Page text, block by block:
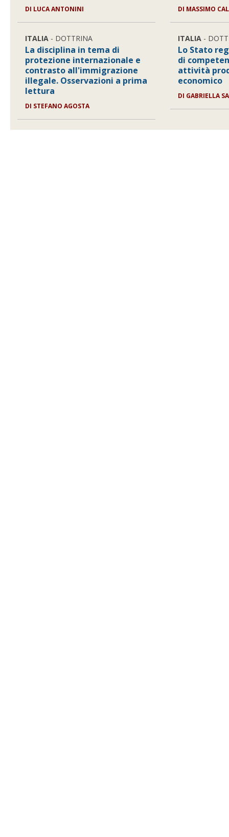
DI LUCA ANTONINI
ITALIA - DOTTRINA
La disciplina in tema di
protezione internazionale e
contrasto all'immigrazione
illegale. Osservazioni a prima
lettura
DI STEFANO AGOSTA
DI MASSIMO
ITALIA -
Lo Stato
di
attività
economico
DI GABRIELLA